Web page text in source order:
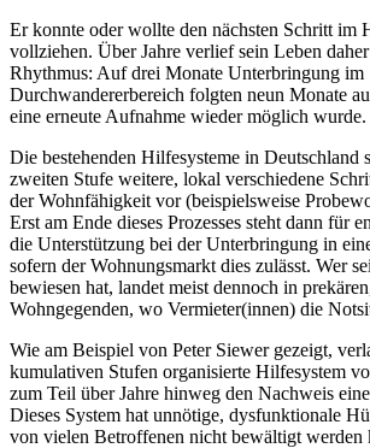
Er konnte oder wollte den nächsten Schritt im
vollziehen. Über Jahre verlief sein Leben
Rhythmus: Auf drei Monate Unterbringung im
Durchwandererbereich folgten neun Monate
eine erneute Aufnahme wieder möglich wurde.
Die bestehenden Hilfesysteme in Deutschland
zweiten Stufe weitere, lokal verschiedene
der Wohnfähigkeit vor (beispielsweise
Erst am Ende dieses Prozesses steht dann für
die Unterstützung bei der Unterbringung in
sofern der Wohnungsmarkt dies zulässt. Wer
bewiesen hat, landet meist dennoch in
Wohngegenden, wo Vermieter(innen) die
Wie am Beispiel von Peter Siewer gezeigt,
kumulativen Stufen organisierte Hilfesystem
zum Teil über Jahre hinweg den Nachweis
Dieses System hat unnötige, dysfunktionale
von vielen Betroffenen nicht bewältigt werden